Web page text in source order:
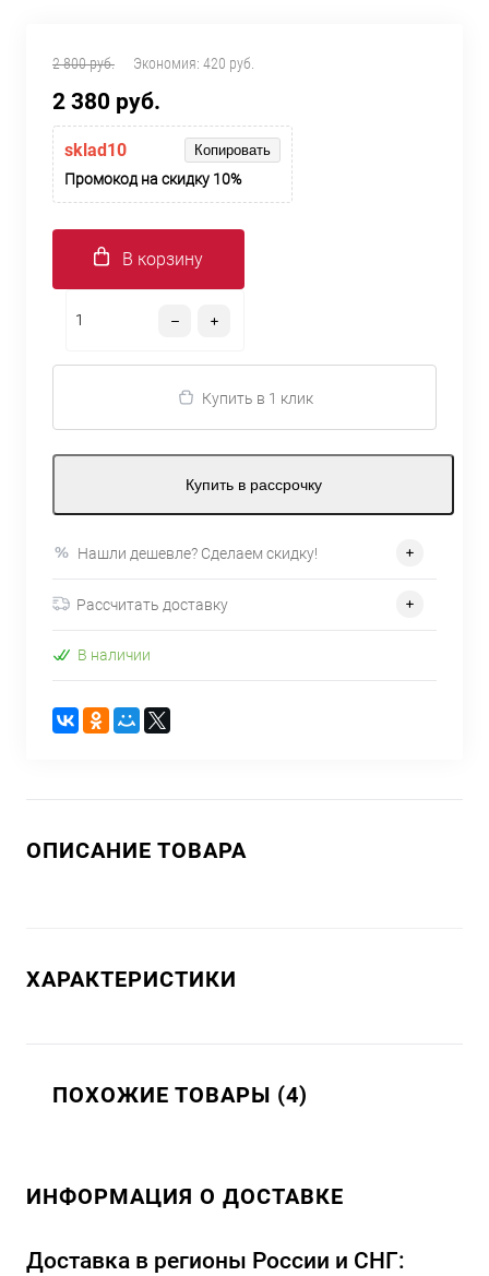
2 800 руб. Экономия: 420 руб.
2 380 руб.
sklad10 Копировать
Промокод на скидку 10%
В корзину
Купить в 1 клик
Купить в рассрочку
Нашли дешевле? Сделаем скидку!
Рассчитать доставку
В наличии
ОПИСАНИЕ ТОВАРА
ХАРАКТЕРИСТИКИ
ПОХОЖИЕ ТОВАРЫ (4)
ИНФОРМАЦИЯ О ДОСТАВКЕ
Доставка в регионы России и СНГ: